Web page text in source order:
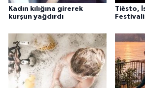
Kadın kılığına girerek
kurşun yağdırdı
Tiësto,